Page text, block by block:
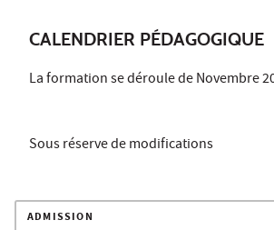
CALENDRIER PÉDAGOGIQUE
La formation se déroule de Novembre
Sous réserve de modifications
ADMISSION